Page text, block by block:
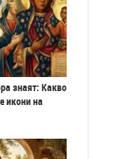
знаят: Какво
икони на